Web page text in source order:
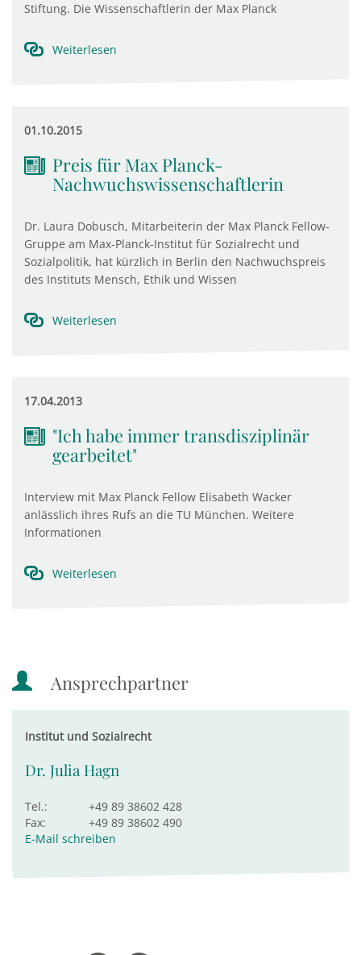
Stiftung. Die Wissenschaftlerin der Max Planck
Weiterlesen
01.10.2015
Preis für Max Planck-
Nachwuchswissenschaftlerin
Dr. Laura Dobusch, Mitarbeiterin der Max Planck Fellow-
Gruppe am Max-Planck-Institut für Sozialrecht und
Sozialpolitik, hat kürzlich in Berlin den Nachwuchspreis
des Instituts Mensch, Ethik und Wissen
Weiterlesen
17.04.2013
"Ich habe immer transdisziplinär
gearbeitet"
Interview mit Max Planck Fellow Elisabeth Wacker
anlässlich ihres Rufs an die TU München. Weitere
Informationen
Weiterlesen
Ansprechpartner
Institut und Sozialrecht
Dr. Julia Hagn
Tel.:
+49 89 38602 428
Fax:
+49 89 38602 490
E-Mail schreiben